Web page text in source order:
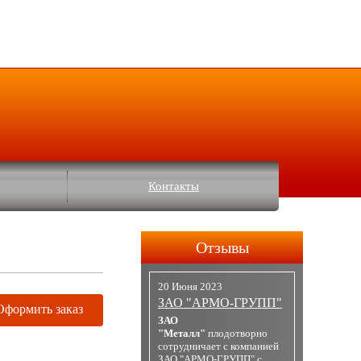
Контакты
заказ
Отзывы
20 Июня 2023
ЗАО "АРМО-ГРУПП"
ЗАО
"Металл" плодотворно
сотрудничает с компанией